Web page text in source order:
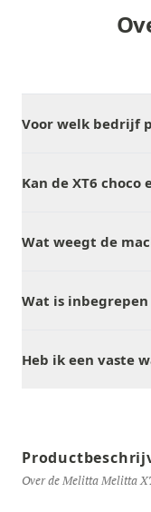
Voor welk bedrijf
Kan de XT6 choco
Wat weegt de
Wat is inbegrepen
Heb ik een vaste
Over de Melitta Melitta